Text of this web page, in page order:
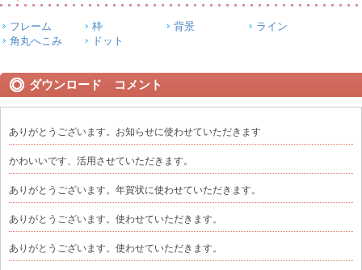
フレーム 枠 背景
ライン
角丸へこみ
ドット
ダウンロード コメント
ありがとうございます。お知らせに使わせていただきます
かわいいです、活用させていただきます。
ありがとうございます。年賀状に使わせていただきます。
ありがとうございます。使わせていただきます。
ありがとうございます。使わせていただきます。